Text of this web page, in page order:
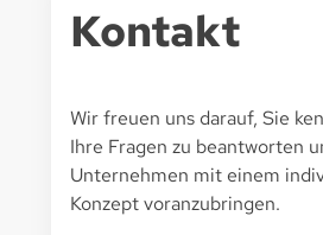
Kontakt
Wir freuen uns darauf, Sie
Ihre Fragen zu beantworten
Unternehmen mit einem
Konzept voranzubringen.